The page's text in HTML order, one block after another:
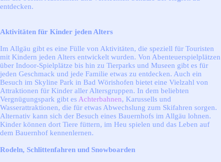
entdecken.
Aktivitäten für Kinder jeden Alters
Im Allgäu gibt es eine Fülle von Aktivitäten, die speziell für Touristen
mit Kindern jeden Alters entwickelt wurden. Von Abenteuerspielplätzen
über Indoor-Spielplätze bis hin zu Tierparks und Museen gibt es für
jeden Geschmack und jede Familie etwas zu entdecken. Auch ein
Besuch im Skyline Park in Bad Wörishofen bietet eine Vielzahl von
Attraktionen für Kinder aller Altersgruppen. In dem beliebten
Vergnügungspark gibt es Achterbahnen, Karussells und
Wasserattraktionen, die für etwas Abwechslung zum Skifahren sorgen.
Alternativ kann sich der Besuch eines Bauernhofs im Allgäu lohnen.
Kinder können dort Tiere füttern, im Heu spielen und das Leben auf
dem Bauernhof kennenlernen.
Rodeln, Schlittenfahren und Snowboarden